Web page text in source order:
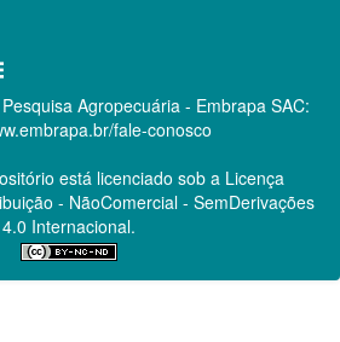
Agropecuária - Embrapa SAC:
fale-conosco
está licenciado sob a Licença
- NãoComercial - SemDerivações
4.0 Internacional.